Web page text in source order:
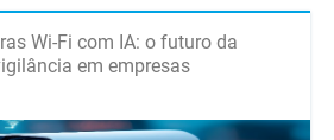
Wi-Fi com IA: o futuro da
em empresas